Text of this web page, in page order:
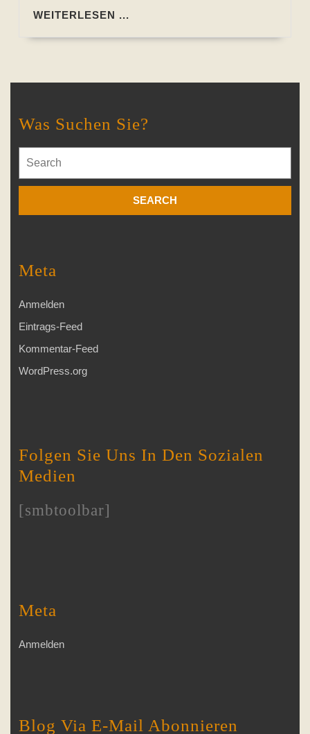
WEITERLESEN ...
Was Suchen Sie?
for:
Meta
Anmelden
Eintrags-Feed
Kommentar-Feed
WordPress.org
Folgen Sie Uns In Den Sozialen
Medien
[smbtoolbar]
Meta
Anmelden
Blog Via E-Mail Abonnieren